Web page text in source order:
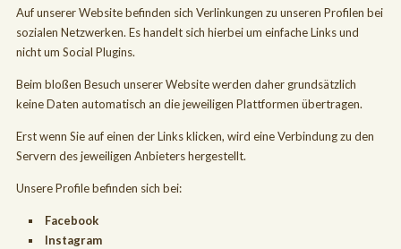
Auf unserer Website befinden sich Verlinkungen zu unseren Profilen bei
sozialen Netzwerken. Es handelt sich hierbei um einfache Links und
nicht um Social Plugins.
Beim bloßen Besuch unserer Website werden daher grundsätzlich
keine Daten automatisch an die jeweiligen Plattformen übertragen.
Erst wenn Sie auf einen der Links klicken, wird eine Verbindung zu den
Servern des jeweiligen Anbieters hergestellt.
Unsere Profile befinden sich bei:
Facebook
Instagram